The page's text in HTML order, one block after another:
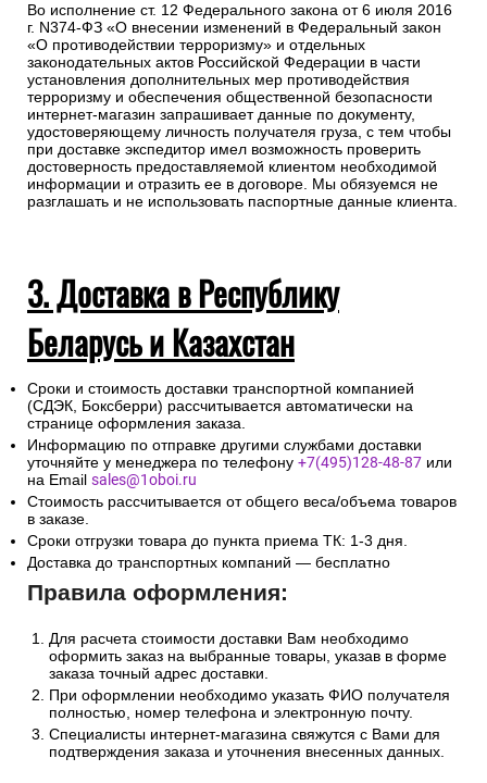
Во исполнение ст. 12 Федерального закона от 6 июля 2016
г. N374-ФЗ «О внесении изменений в Федеральный закон
«О противодействии терроризму» и отдельных
законодательных актов Российской Федерации в части
установления дополнительных мер противодействия
терроризму и обеспечения общественной безопасности
интернет-магазин запрашивает данные по документу,
удостоверяющему личность получателя груза, с тем чтобы
при доставке экспедитор имел возможность проверить
достоверность предоставляемой клиентом необходимой
информации и отразить ее в договоре. Мы обязуемся не
разглашать и не использовать паспортные данные клиента.
3. Доставка в Республику
Беларусь и Казахстан
Сроки и стоимость доставки транспортной компанией
(СДЭК, Боксберри) рассчитывается автоматически на
странице оформления заказа.
Информацию по отправке другими службами доставки
уточняйте у менеджера по телефону +7(495)128-48-87 или
на Email sales@1oboi.ru
Стоимость рассчитывается от общего веса/объема товаров
в заказе.
Сроки отгрузки товара до пункта приема ТК: 1-3 дня.
Доставка до транспортных компаний — бесплатно
Правила оформления:
Для расчета стоимости доставки Вам необходимо
оформить заказ на выбранные товары, указав в форме
заказа точный адрес доставки.
При оформлении необходимо указать ФИО получателя
полностью, номер телефона и электронную почту.
Специалисты интернет-магазина свяжутся с Вами для
подтверждения заказа и уточнения внесенных данных.